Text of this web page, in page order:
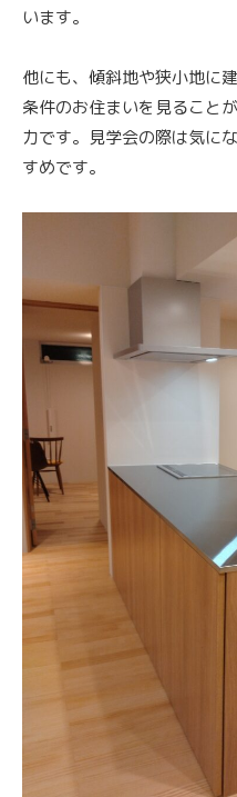
います。
他にも、傾斜地や狭小地に
条件のお住まいを見ること
力です。見学会の際は気に
すめです。